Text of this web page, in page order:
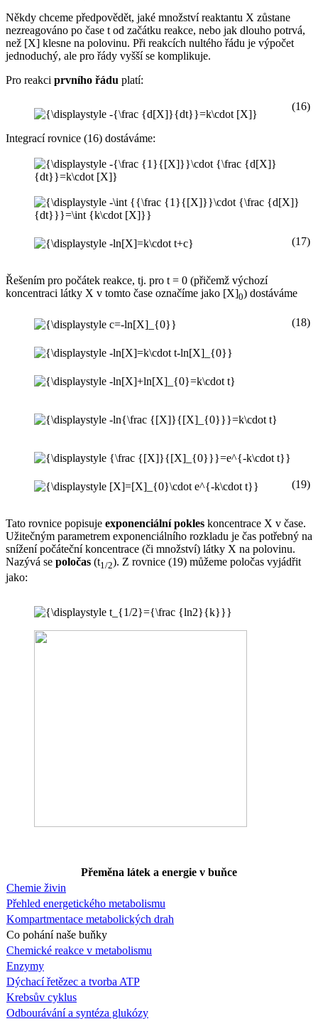
Někdy chceme předpovědět, jaké množství reaktantu X zůstane
nezreagováno po čase t od začátku reakce, nebo jak dlouho potrvá,
než [X] klesne na polovinu. Při reakcích nultého řádu je výpočet
jednoduchý, ale pro řády vyšší se komplikuje.
Pro reakci prvního řádu platí:
(16)
Integrací rovnice (16) dostáváme:
(17)
Řešením pro počátek reakce, tj. pro t = 0 (přičemž výchozí
koncentraci látky X v tomto čase označíme jako [X]0) dostáváme
(18)
(19)
Tato rovnice popisuje exponenciální pokles koncentrace X v čase.
Užitečným parametrem exponenciálního rozkladu je čas potřebný na
snížení počáteční koncentrace (či množství) látky X na polovinu.
Nazývá se poločas (t1/2). Z rovnice (19) můžeme poločas vyjádřit
jako:
Přeměna látek a energie v buňce
Chemie živin
Přehled energetického metabolismu
Kompartmentace metabolických drah
Co pohání naše buňky
Chemické reakce v metabolismu
Enzymy
Dýchací řetězec a tvorba ATP
Krebsův cyklus
Odbourávání a syntéza glukózy